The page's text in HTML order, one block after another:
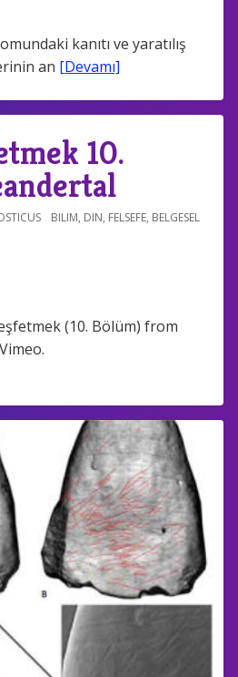
kanıtı ve yaratılış
an [Devamı]
10.
BILIM, DIN, FELSEFE, BELGESEL
(10. Bölüm) from